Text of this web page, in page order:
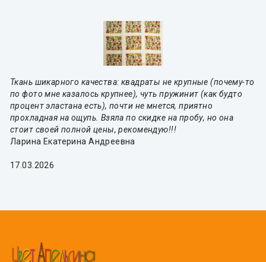
Ткань шикарного качества: квадраты не крупные (почему-то
по фото мне казалось крупнее), чуть пружинит (как будто
процент эластана есть), почти не мнется, приятно
прохладная на ощупь. Взяла по скидке на пробу, но она
стоит своей полной цены, рекомендую!!!
Ларина Екатерина Андреевна
17.03.2026